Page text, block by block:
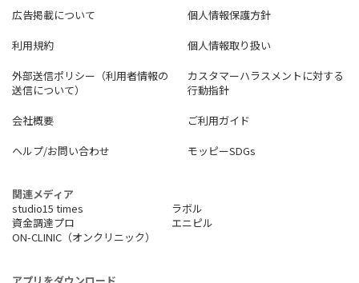
広告掲載について
個人情報保護方針
利用規約
個人情報取り扱い
外部送信ポリシー（利用者情報の
送信について）
カスタマーハラスメントに対する
行動指針
会社概要
ご利用ガイド
ヘルプ/お問い合わせ
モッピーSDGs
関連メディア
studio15 times
ラボル
資金調達プロ
エニピル
ON-CLINIC（オンクリニック）